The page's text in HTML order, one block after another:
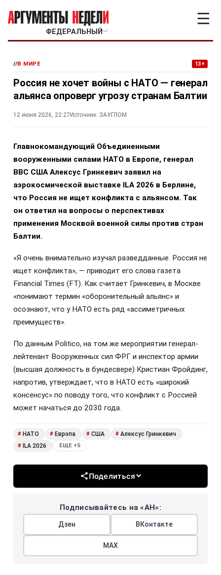
ФЕДЕРАЛЬНЫЙ ﹀
☰
//В МИРЕ 13+
Россия не хочет войны с НАТО — генерал
альянса опроверг угрозу странам Балтии
12 июня 2026, 22:27 Источник: ЗАУГЛОМ
Главнокомандующий Объединенными
вооруженными силами НАТО в Европе, генерал
ВВС США Алексус Гринкевич заявил на
аэрокосмической выставке ILA 2026 в Берлине,
что Россия не ищет конфликта с альянсом. Так
он ответил на вопросы о перспективах
применения Москвой военной силы против стран
Балтии.
«Я очень внимательно изучал разведданные. Россия не
ищет конфликта», — приводит его слова газета
Financial Times (FT). Как считает Гринкевич, в Москве
«понимают термин «оборонительный альянс» и
осознают, что у НАТО есть ряд «ассиметричных
преимуществ».
По данным Politico, на том же мероприятии генерал-
лейтенант Вооруженных сил ФРГ и инспектор армии
(высшая должность в бундесвере) Кристиан Фройдинг,
напротив, утверждает, что в НАТО есть «широкий
консенсус» по поводу того, что конфликт с Россией
может начаться до 2030 года.
# НАТО # Европа # США # Алексус Гринкевич
# ILA 2026 ЕЩЕ +5
Поделиться
Подписывайтесь на «АН»:
Дзен ВКонтакте
МАХ